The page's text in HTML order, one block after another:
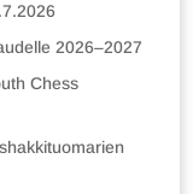
2026–2027
Chess